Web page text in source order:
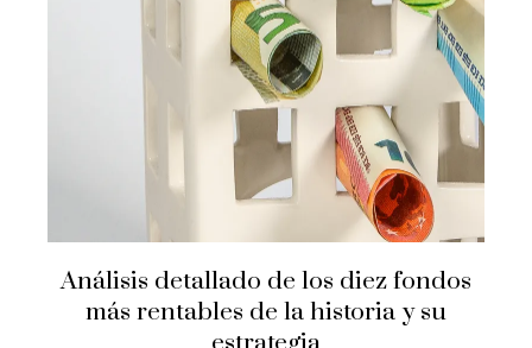
Análisis detallado de los diez fondos
más rentables de la historia y su